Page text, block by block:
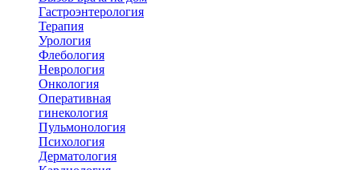
Гастроэнтерология
Терапия
Урология
Флебология
Неврология
Онкология
Оперативная
гинекология
Пульмонология
Психология
Дерматология